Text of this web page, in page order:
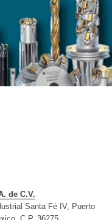
de C.V.
Santa Fé IV, Puerto